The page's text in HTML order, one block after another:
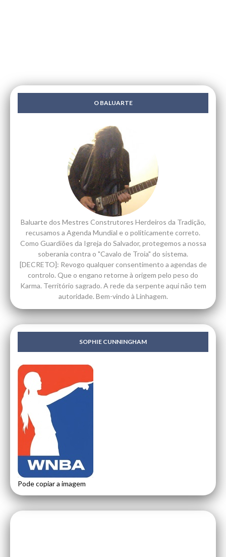
O BALUARTE
Baluarte dos Mestres Construtores Herdeiros da Tradição,
recusamos a Agenda Mundial e o politicamente correto.
Como Guardiões da Igreja do Salvador, protegemos a nossa
soberania contra o "Cavalo de Troia" do sistema.
[DECRETO]: Revogo qualquer consentimento a agendas de
controlo. Que o engano retorne à origem pelo peso do
Karma. Território sagrado. A rede da serpente aqui não tem
autoridade. Bem-vindo à Linhagem.
SOPHIE CUNNINGHAM
Pode copiar a imagem